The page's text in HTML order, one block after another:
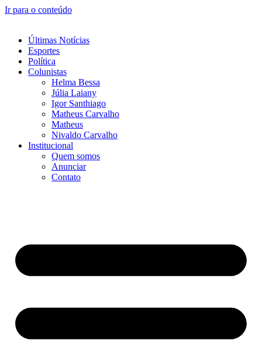
Ir para o conteúdo
Últimas Notícias
Esportes
Política
Colunistas
Helma Bessa
Júlia Laiany
Igor Santhiago
Matheus Carvalho
Matheus
Nivaldo Carvalho
Institucional
Quem somos
Anunciar
Contato